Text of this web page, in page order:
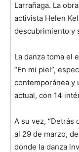
Larrañaga. La
activista Helen
descubrimiento y
La danza toma el
“En mi piel”,
contemporánea y
actual, con 14
A su vez, “Detrás
al 29 de marzo,
donde la danza